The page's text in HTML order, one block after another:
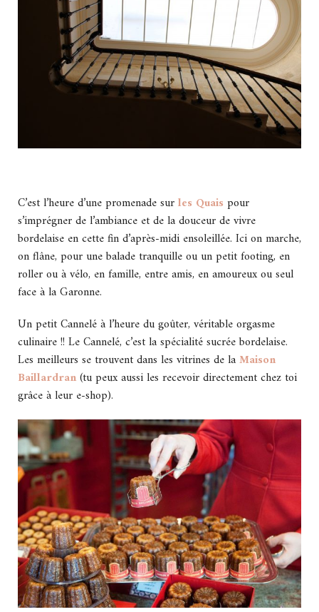
C’est l’heure d’une promenade surles Quais pour
s’imprégner de l’ambiance et de la douceur de vivre
bordelaise en cette fin d’après-midi ensoleillée. Ici on marche,
on flâne, pour une balade tranquille ou un petit footing, en
roller ou à vélo, en famille, entre amis, en amoureux ou seul
face à la Garonne.
Un petit Cannelé à l’heure du goûter, véritable orgasme
culinaire !! Le Cannelé, c’est la spécialité sucrée bordelaise.
Les meilleurs se trouvent dans les vitrines de laMaison
Baillardran(tu peux aussi les recevoir directement chez toi
grâce à leur e-shop).